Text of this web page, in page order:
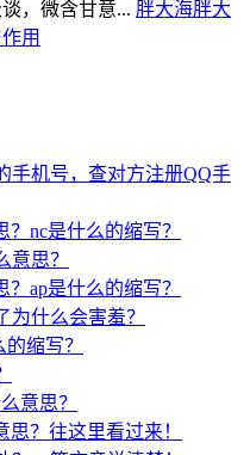
，微含甘意... 胖大海胖大
用
手机号，查对方注册QQ手
？nc是什么的缩写？
意思？
？ap是什么的缩写？
为什么会害羞？
缩写？
意思？
思？往这里看过来！